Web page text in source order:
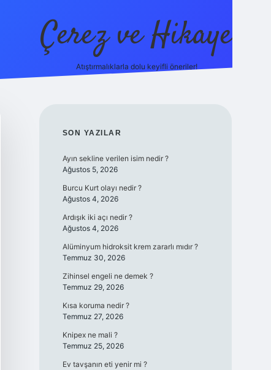
Çerez ve Hikaye
Atıştırmalıklarla dolu keyifli öneriler!
SIDEBAR
SON YAZILAR
Ayın sekline verilen isim nedir ?
Ağustos 5, 2026
Burcu Kurt olayı nedir ?
Ağustos 4, 2026
Ardışık iki açı nedir ?
Ağustos 4, 2026
Alüminyum hidroksit krem zararlı mıdır ?
Temmuz 30, 2026
Zihinsel engeli ne demek ?
Temmuz 29, 2026
Kısa koruma nedir ?
Temmuz 27, 2026
Knipex ne mali ?
Temmuz 25, 2026
Ev tavşanın eti yenir mi ?